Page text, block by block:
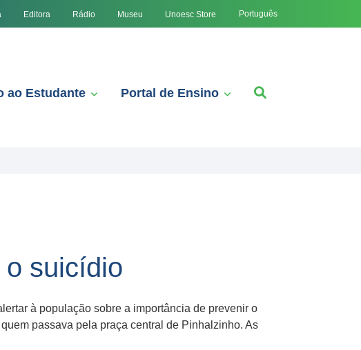
Editora Rádio Museu Unoesc Store Português
ao Estudante Portal de Ensino
suicídio
à população sobre a importância de prevenir o
passava pela praça central de Pinhalzinho. As